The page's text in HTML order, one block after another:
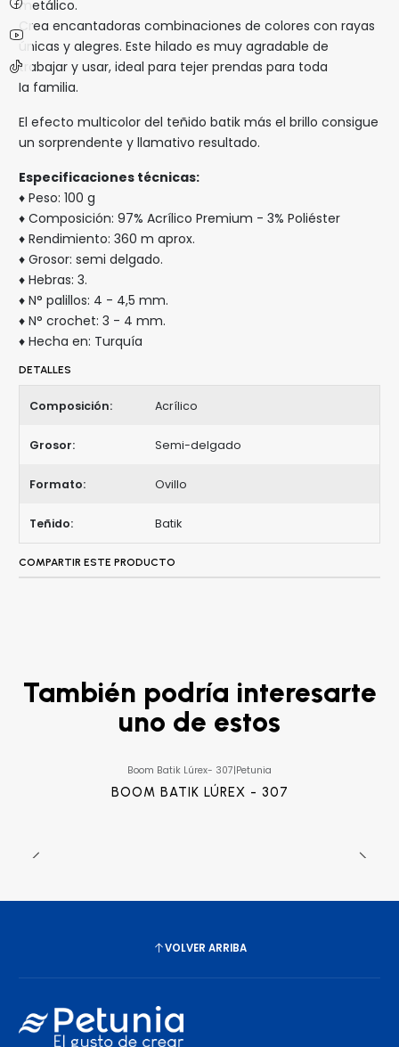
metálico.
Crea encantadoras combinaciones de colores con rayas
únicas y alegres. Este hilado es muy agradable de
trabajar y usar, ideal para tejer prendas para toda
la familia.
El efecto multicolor del teñido batik más el brillo consigue
un sorprendente y llamativo resultado.
Especificaciones técnicas:
♦ Peso: 100 g
♦ Composición: 97% Acrílico Premium - 3% Poliéster
♦ Rendimiento: 360 m aprox.
♦ Grosor: semi delgado.
♦ Hebras: 3.
♦ N° palillos: 4 - 4,5 mm.
♦ N° crochet: 3 - 4 mm.
♦ Hecha en: Turquía
DETALLES
Composición: Acrílico
Grosor: Semi-delgado
Formato: Ovillo
Teñido: Batik
COMPARTIR ESTE PRODUCTO
También podría interesarte
uno de estos
Boom Batik Lúrex- 307|Petunia
BOOM BATIK LÚREX - 307
VOLVER ARRIBA